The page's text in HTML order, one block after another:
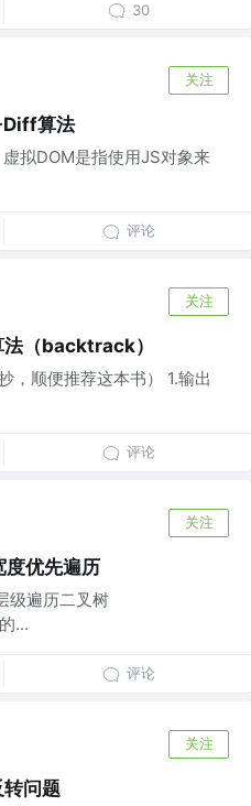
30
关注
Diff算法
拟DOM是指使用JS对象来
评论
关注
（backtrack）
，顺便推荐这本书） 1.输出
评论
关注
优先遍历
级遍历二叉树
...
评论
关注
问题